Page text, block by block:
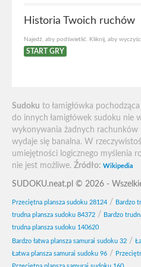
Historia Twoich ruchów
Najedź, aby podświetlić. Kliknij, aby
START GRY
Sudoku to łamigłówka
do innych łamigłówek sudoku nie
wykonywania żadnych rachunków
wydaje się banalna. W
umiejętności logicznego myślenia
nie jest możliwe. Źródło: Wikipedia
SUDOKU.neat.pl © 2026 -
Przeciętna plansza sudoku 28124 / Bardzo
trudna plansza sudoku 84372 / Bardzo
trudna plansza sudoku 140620
Bardzo łatwa plansza samurai sudoku 32 /
Łatwa plansza samurai sudoku 96 /